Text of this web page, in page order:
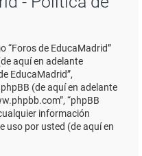
“Foros de EducaMadrid”
aquí en adelante
EducaMadrid”,
(de aquí en adelante
“phpBB
información
uso por usted (de aquí en